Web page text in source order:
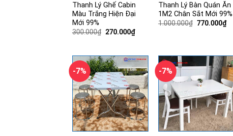
Thanh Lý Ghế Cabin
Màu Trắng Hiện Đại
Mới 99%
300.000₫ Giá
270.000₫Giá
270.000₫.
Thanh Lý Bàn Quán Ăn
1M2 Chân Sắt Mới 99%
1.000.000₫ Giá
770.000₫Giá
-7% -7%